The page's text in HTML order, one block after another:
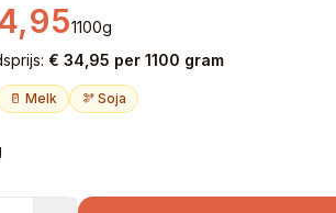
1100g
€ 34,95 per 1100 gram
🥛 Melk 🫘 Soja